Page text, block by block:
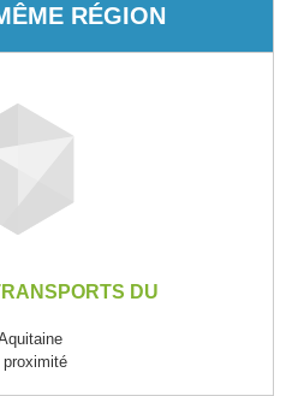
RÉGION
DU